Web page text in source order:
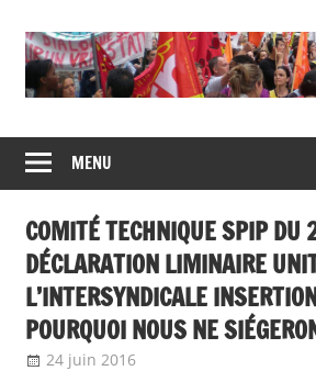
content
CGT
de
syndicats
CGT
insertion
probation
MENU
COMITÉ TECHNIQUE SPIP DU
DÉCLARATION LIMINAIRE
L’INTERSYNDICALE
POURQUOI NOUS NE
24 juin 2016